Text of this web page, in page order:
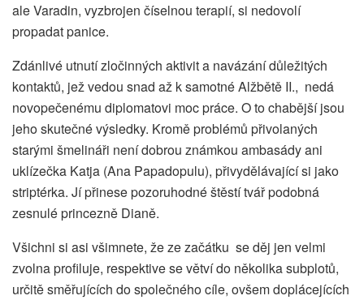
ale Varadin, vyzbrojen číselnou terapií, si nedovolí
propadat panice.
Zdánlivé utnutí zločinných aktivit a navázání důležitých
kontaktů, jež vedou snad až k samotné Alžbětě II., nedá
novopečenému diplomatovi moc práce. O to chabější jsou
jeho skutečné výsledky. Kromě problémů přivolaných
starými šmelináři není dobrou známkou ambasády ani
uklízečka Katja (Ana Papadopulu), přivydělávající si jako
striptérka. Jí přinese pozoruhodné štěstí tvář podobná
zesnulé princezně Dianě.
Všichni si asi všimnete, že ze začátku se děj jen velmi
zvolna profiluje, respektive se větví do několika subplotů,
určitě směřujících do společného cíle, ovšem doplácejících